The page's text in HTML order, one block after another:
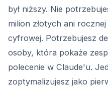
był niższy. Nie
milion złotych ani
cyfrowej. Potrzebujesz
osoby, która pokaże
polecenie w Claude'u.
zoptymalizujesz jako